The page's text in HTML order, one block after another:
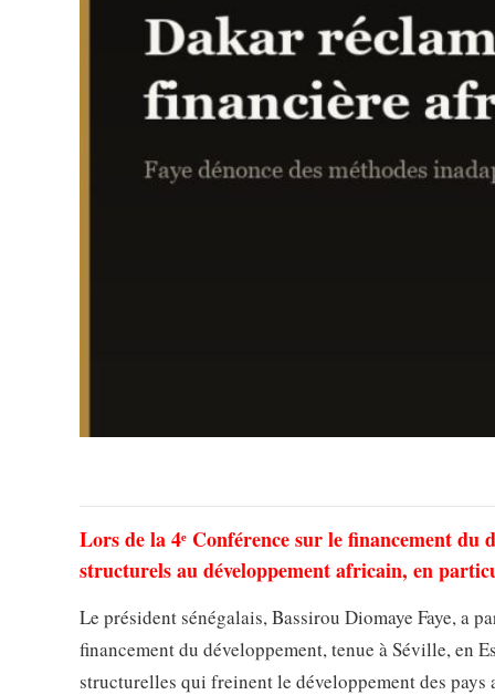
Lors de la 4ᵉ Conférence sur le financement du
structurels au développement africain, en
Le président sénégalais, Bassirou Diomaye Faye, a
financement du développement, tenue à Séville, en
structurelles qui freinent le développement des